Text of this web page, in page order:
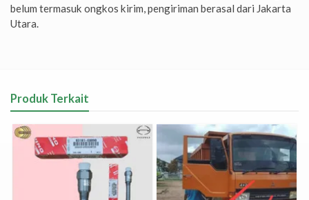
belum termasuk ongkos kirim, pengiriman berasal dari Jakarta
Utara.
Produk Terkait